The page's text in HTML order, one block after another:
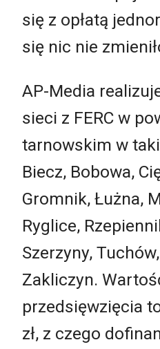
się z opłatą
się nic nie
AP-Media
sieci z FERC w
tarnowskim w
Biecz, Bobowa,
Gromnik, Łużna,
Ryglice,
Szerzyny,
Zakliczyn.
przedsięwzięcia
zł, z czego